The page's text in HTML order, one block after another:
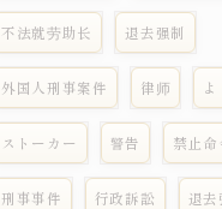
不法就劳助长 退去强制
外国人刑事案件 律师
ストーカー 警告 禁止命
刑事事件 行政訴訟 退去